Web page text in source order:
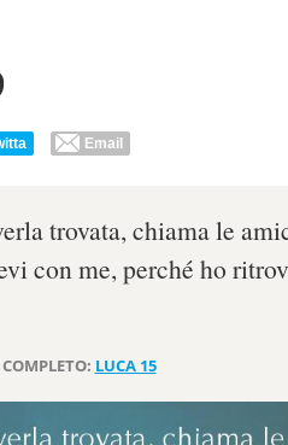
Email
trovata, chiama le
con me, perché ho
LUCA 15